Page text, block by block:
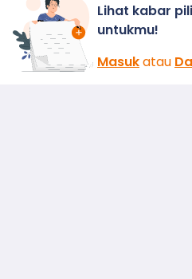
Lihat kabar
untukmu!
Masukatau